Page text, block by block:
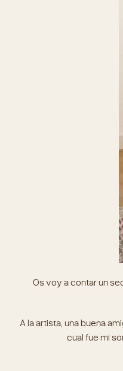
Os voy a contar un
A la artista, una buena
cual fue mi